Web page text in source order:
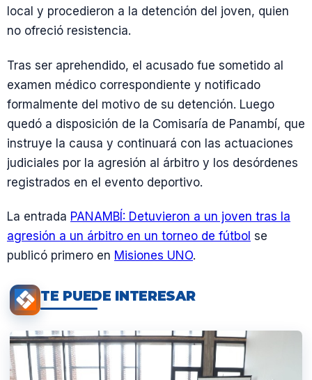
local y procedieron a la detención del joven, quien
no ofreció resistencia.
Tras ser aprehendido, el acusado fue sometido al
examen médico correspondiente y notificado
formalmente del motivo de su detención. Luego
quedó a disposición de la Comisaría de Panambí, que
instruye la causa y continuará con las actuaciones
judiciales por la agresión al árbitro y los desórdenes
registrados en el evento deportivo.
La entrada PANAMBÍ: Detuvieron a un joven tras la
agresión a un árbitro en un torneo de fútbol se
publicó primero en Misiones UNO.
TE PUEDE INTERESAR